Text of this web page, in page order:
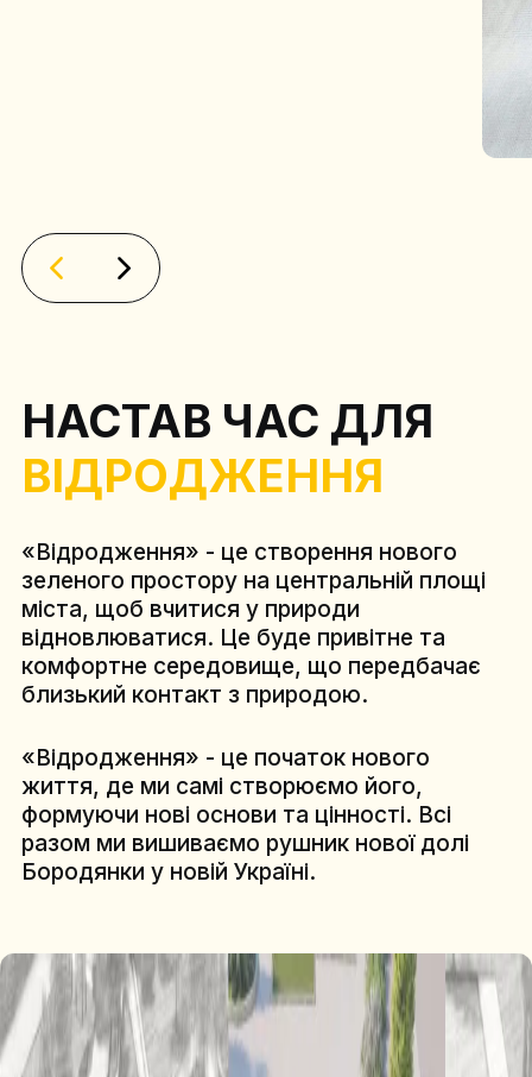
НАСТАВ ЧАС ДЛЯ
ВІДРОДЖЕННЯ
«Відродження» - це створення нового
зеленого простору на центральній площі
міста, щоб вчитися у природи
відновлюватися. Це буде привітне та
комфортне середовище, що передбачає
близький контакт з природою.
«Відродження» - це початок нового
життя, де ми самі створюємо його,
формуючи нові основи та цінності. Всі
разом ми вишиваємо рушник нової долі
Бородянки у новій Україні.